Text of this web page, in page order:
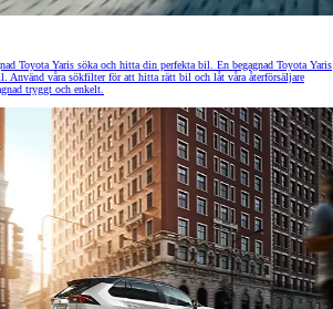
Toyota Yaris söka och hitta din perfekta bil. En begagnad Toyota Yaris
våra sökfilter för att hitta rätt bil och låt våra återförsäljare
tryggt och enkelt.